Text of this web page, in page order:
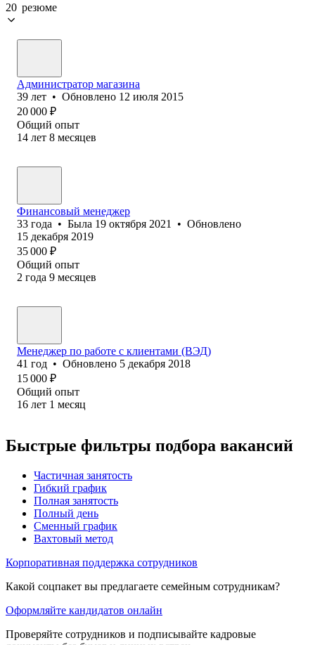
20 резюме
Администратор магазина
39 лет • Обновлено 12 июля 2015
20 000 ₽
Общий опыт
14 лет 8 месяцев
Финансовый менеджер
33 года • Была 19 октября 2021 • Обновлено
15 декабря 2019
35 000 ₽
Общий опыт
2 года 9 месяцев
Менеджер по работе с клиентами (ВЭД)
41 год • Обновлено 5 декабря 2018
15 000 ₽
Общий опыт
16 лет 1 месяц
Быстрые фильтры подбора вакансий
Частичная занятость
Гибкий график
Полная занятость
Полный день
Сменный график
Вахтовый метод
Корпоративная поддержка сотрудников
Какой соцпакет вы предлагаете семейным сотрудникам?
Оформляйте кандидатов онлайн
Проверяйте сотрудников и подписывайте кадровые